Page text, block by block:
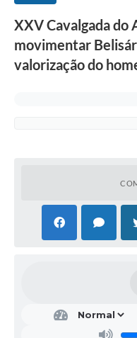
XXV Cavalgada
movimentar
valorização do